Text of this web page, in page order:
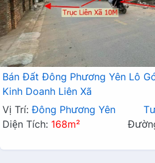
Bán Đất Đông Phương Yên Lô
Kinh Doanh Liên Xã
Vị Trí: Đông Phương Yên
Diện Tích: 168m²